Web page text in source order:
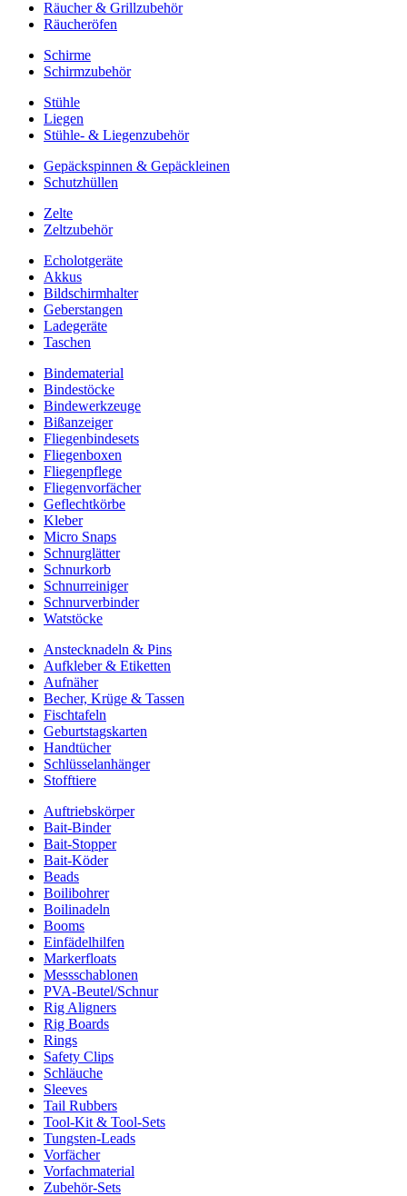
Räucher & Grillzubehör
Räucheröfen
Schirme
Schirmzubehör
Stühle
Liegen
Stühle- & Liegenzubehör
Gepäckspinnen & Gepäckleinen
Schutzhüllen
Zelte
Zeltzubehör
Echolotgeräte
Akkus
Bildschirmhalter
Geberstangen
Ladegeräte
Taschen
Bindematerial
Bindestöcke
Bindewerkzeuge
Bißanzeiger
Fliegenbindesets
Fliegenboxen
Fliegenpflege
Fliegenvorfächer
Geflechtkörbe
Kleber
Micro Snaps
Schnurglätter
Schnurkorb
Schnurreiniger
Schnurverbinder
Watstöcke
Anstecknadeln & Pins
Aufkleber & Etiketten
Aufnäher
Becher, Krüge & Tassen
Fischtafeln
Geburtstagskarten
Handtücher
Schlüsselanhänger
Stofftiere
Auftriebskörper
Bait-Binder
Bait-Stopper
Bait-Köder
Beads
Boilibohrer
Boilinadeln
Booms
Einfädelhilfen
Markerfloats
Messschablonen
PVA-Beutel/Schnur
Rig Aligners
Rig Boards
Rings
Safety Clips
Schläuche
Sleeves
Tail Rubbers
Tool-Kit & Tool-Sets
Tungsten-Leads
Vorfächer
Vorfachmaterial
Zubehör-Sets